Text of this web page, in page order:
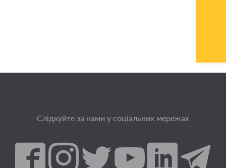
Слідкуйте за нами у соціальних мережах